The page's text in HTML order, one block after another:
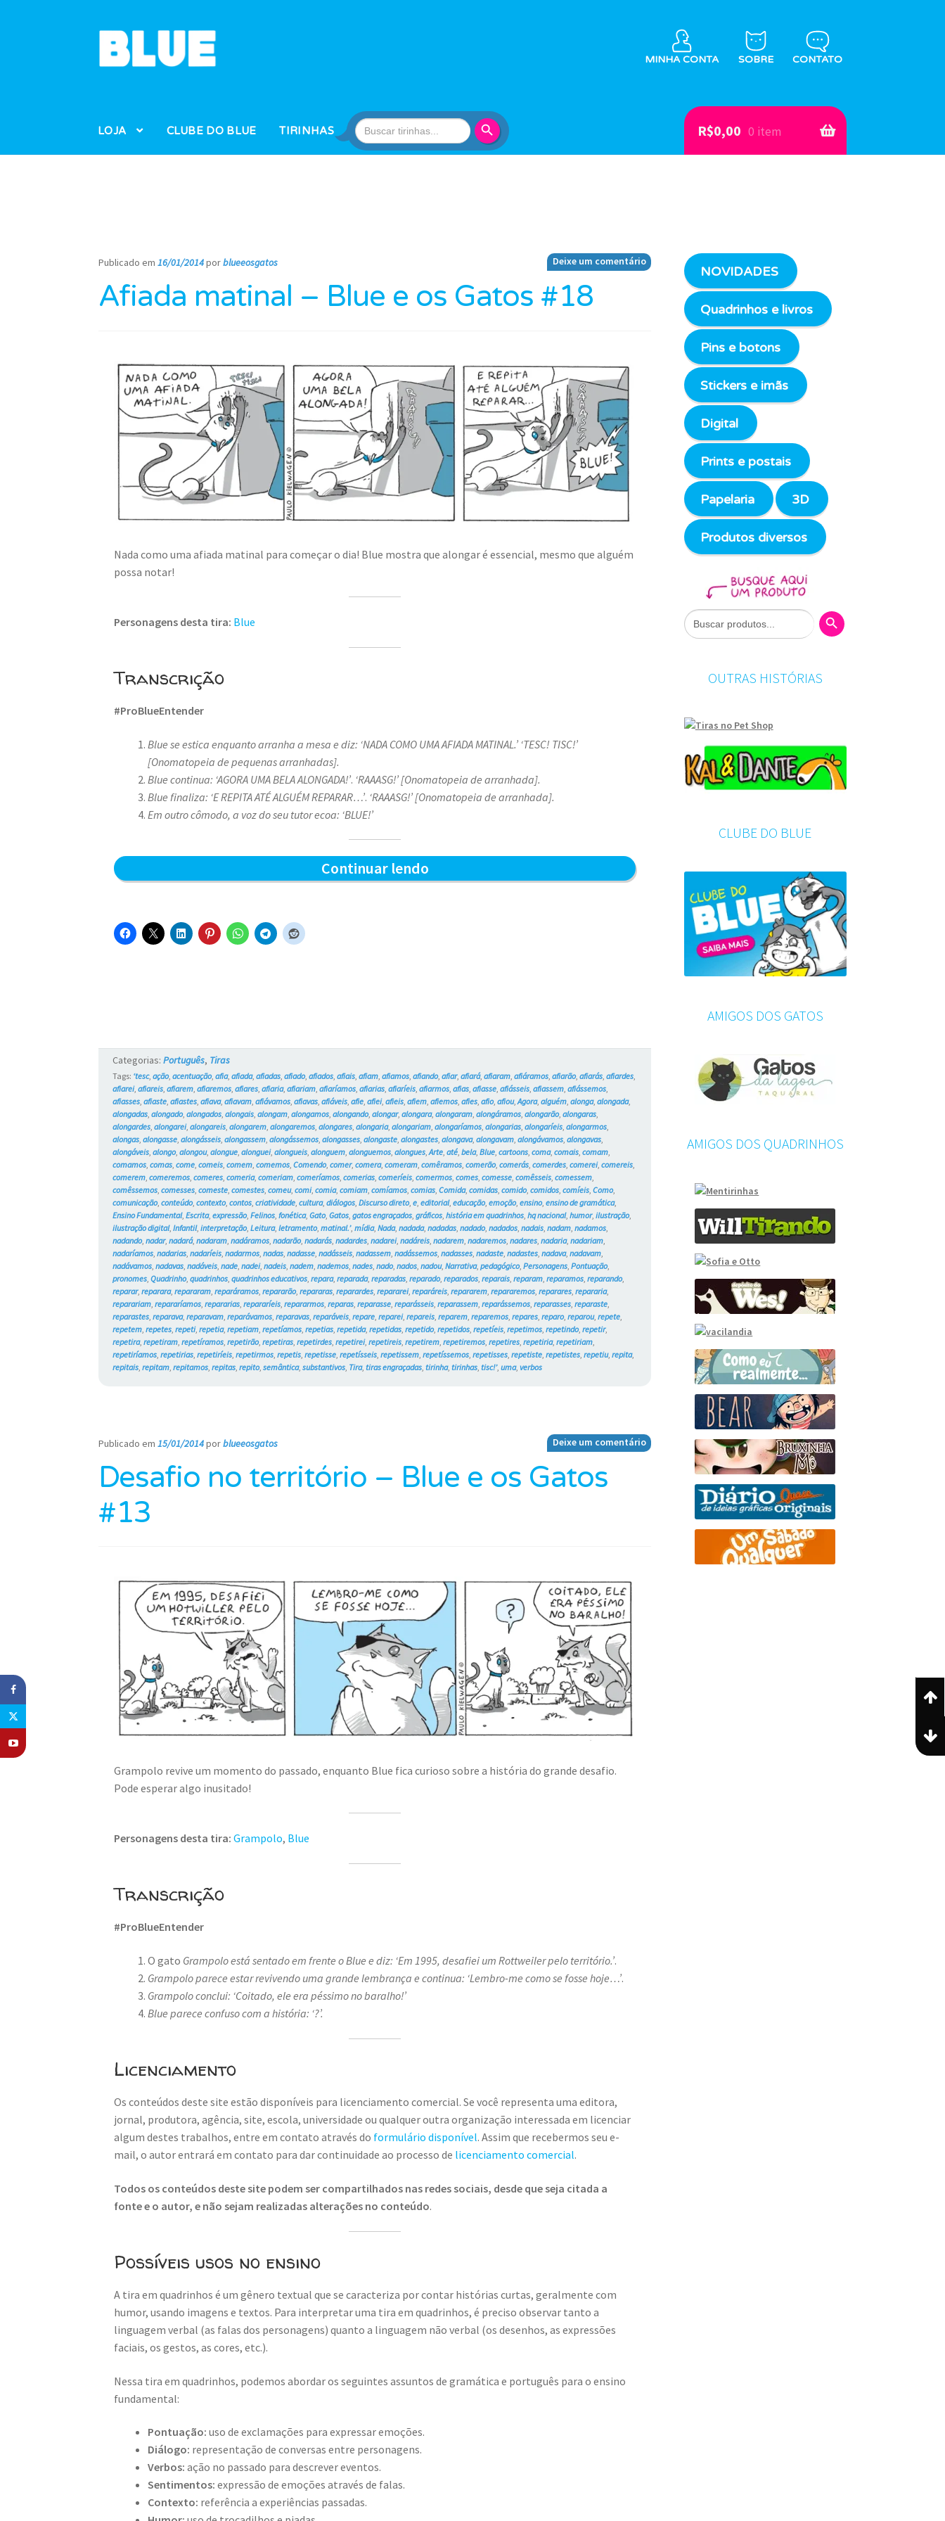
Pular
para
Pular
para
MINHA CONTA SOBRE CONTATO
LOJA CLUBE DO BLUE TIRINHAS
Search
for:
R$0,00 0 item
Publicado em16/01/2014porblueeosgatos Deixe um comentário
Afiada matinal – Blue e os Gatos #18
Nada como uma afiada matinal para começar o dia! Blue mostra que alongar é essencial, mesmo que alguém
possa notar!
Personagens desta tira: Blue
Transcrição
#ProBlueEntender
Blue se estica enquanto arranha a mesa e diz: ‘NADA COMO UMA AFIADA MATINAL.’ ‘TESC! TISC!’
[Onomatopeia de pequenas arranhadas].
Blue continua: ‘AGORA UMA BELA ALONGADA!’. ‘RAAASG!’ [Onomatopeia de arranhada].
Blue finaliza: ‘E REPITA ATÉ ALGUÉM REPARAR…’. ‘RAAASG!’ [Onomatopeia de arranhada].
Em outro cômodo, a voz do seu tutor ecoa: ‘BLUE!’
Continuar lendoAfiada
Categorias:Português, Tiras
Tags: ‘tesc,ação,acentuação,afia,afiada,afiadas ,afiado,afiados ,afiais ,afiam ,afiamos ,afiando,afiar,afiará,afiaram ,afiáramos ,afiarão,afiarás ,afiardes
afiarei,afiareis ,afiarem ,afiaremos ,afiares ,afiaria,afiariam ,afiaríamos ,afiarias ,afiaríeis ,afiarmos ,afias ,afiasse ,afiásseis ,afiassem ,afiássemos
afiasses ,afiaste ,afiastes ,afiava,afiavam ,afiávamos ,afiavas ,afiáveis ,afie ,afiei,afieis ,afiem ,afiemos ,afies ,afio,afiou,Agora,alguém ,alonga,alongada,
alongadas ,alongado,alongados ,alongais ,alongam ,alongamos ,alongando,alongar,alongara,alongaram ,alongáramos ,alongarão,alongaras
alongardes ,alongarei,alongareis ,alongarem ,alongaremos ,alongares ,alongaria,alongariam ,alongaríamos ,alongarias ,alongaríeis ,alongarmos
alongas ,alongasse ,alongásseis ,alongassem ,alongássemos ,alongasses ,alongaste ,alongastes ,alongava,alongavam ,alongávamos ,alongavas
alongáveis ,alongo,alongou,alongue ,alonguei,alongueis ,alonguem ,alonguemos ,alongues ,Arte ,até ,bela,Blue ,cartoons ,coma,comais ,comam
comamos ,comas ,come ,comeis ,comem ,comemos ,Comendo,comer,comera,comeram ,comêramos ,comerão,comerás ,comerdes ,comerei,comereis
comerem ,comeremos ,comeres ,comeria,comeriam ,comeríamos ,comerias ,comeríeis ,comermos ,comes ,comesse ,comêsseis ,comessem
comêssemos ,comesses ,comeste ,comestes ,comeu,comi,comia,comiam ,comíamos ,comias ,Comida,comidas ,comido,comidos ,comíeis ,Como,
comunicação,conteúdo,contexto,contos ,criatividade ,cultura,diálogos ,Discurso direto,e ,editorial,educação,emoção,ensino,ensino de gramática,
Ensino Fundamental,Escrita,expressão,Felinos ,fonética,Gato,Gatos ,gatos engraçados ,gráficos ,história em quadrinhos ,hq nacional,humor,ilustração,
ilustração digital,Infantil,interpretação,Leitura,letramento,matinal.’,mídia,Nada,nadada,nadadas ,nadado,nadados ,nadais ,nadam ,nadamos
nadando,nadar,nadará,nadaram ,nadáramos ,nadarão,nadarás ,nadardes ,nadarei,nadáreis ,nadarem ,nadaremos ,nadares ,nadaria,nadariam
nadaríamos ,nadarias ,nadaríeis ,nadarmos ,nadas ,nadasse ,nadásseis ,nadassem ,nadássemos ,nadasses ,nadaste ,nadastes ,nadava,nadavam
nadávamos ,nadavas ,nadáveis ,nade ,nadei,nadeis ,nadem ,nademos ,nades ,nado,nados ,nadou,Narrativa,pedagógico,Personagens ,Pontuação,
pronomes ,Quadrinho,quadrinhos ,quadrinhos educativos ,repara,reparada,reparadas ,reparado,reparados ,reparais ,reparam ,reparamos ,reparando,
reparar,reparara,repararam ,reparáramos ,repararão,repararas ,reparardes ,repararei,reparáreis ,repararem ,repararemos ,reparares ,repararia,
reparariam ,repararíamos ,repararias ,repararíeis ,repararmos ,reparas ,reparasse ,reparásseis ,reparassem ,reparássemos ,reparasses ,reparaste
reparastes ,reparava,reparavam ,reparávamos ,reparavas ,reparáveis ,repare ,reparei,repareis ,reparem ,reparemos ,repares ,reparo,reparou,repete
repetem ,repetes ,repeti,repetia,repetiam ,repetíamos ,repetias ,repetida,repetidas ,repetido,repetidos ,repetíeis ,repetimos ,repetindo,repetir,
repetira,repetiram ,repetíramos ,repetirão,repetiras ,repetirdes ,repetirei,repetireis ,repetirem ,repetiremos ,repetires ,repetiria,repetiriam
repetiríamos ,repetirias ,repetiríeis ,repetirmos ,repetis ,repetisse ,repetísseis ,repetissem ,repetíssemos ,repetisses ,repetiste ,repetistes ,repetiu,repita,
repitais ,repitam ,repitamos ,repitas ,repito,semântica,substantivos Tira,tiras engraçadas ,tirinha,tirinhas ,tisc!’,uma,verbos
Publicado em15/01/2014porblueeosgatos Deixe um comentário
Desafio no território – Blue e os Gatos
#13
Grampolo revive um momento do passado, enquanto Blue fica curioso sobre a história do grande desafio.
Pode esperar algo inusitado!
Personagens desta tira: Grampolo, Blue
Transcrição
#ProBlueEntender
O gato Grampolo está sentado em frente o Blue e diz: ‘Em 1995, desafiei um Rottweiler pelo território.’.
Grampolo parece estar revivendo uma grande lembrança e continua: ‘Lembro-me como se fosse hoje…’.
Grampolo conclui: ‘Coitado, ele era péssimo no baralho!’
Blue parece confuso com a história: ‘?’.
Licenciamento
Os conteúdos deste site estão disponíveis para licenciamento comercial. Se você representa uma editora,
jornal, produtora, agência, site, escola, universidade ou qualquer outra organização interessada em licenciar
algum destes trabalhos, entre em contato através do formulário disponível. Assim que recebermos seu e-
mail, o autor entrará em contato para dar continuidade ao processo de licenciamento comercial.
Todos os conteúdos deste site podem ser compartilhados nas redes sociais, desde que seja citada a
fonte e o autor, e não sejam realizadas alterações no conteúdo.
Possíveis usos no ensino
A tira em quadrinhos é um gênero textual que se caracteriza por contar histórias curtas, geralmente com
humor, usando imagens e textos. Para interpretar uma tira em quadrinhos, é preciso observar tanto a
linguagem verbal (as falas dos personagens) quanto a linguagem não verbal (os desenhos, as expressões
faciais, os gestos, as cores, etc.).
Nessa tira em quadrinhos, podemos abordar os seguintes assuntos de gramática e português para o ensino
fundamental:
Pontuação: uso de exclamações para expressar emoções.
Diálogo: representação de conversas entre personagens.
Verbos: ação no passado para descrever eventos.
Sentimentos: expressão de emoções através de falas.
Contexto: referência a experiências passadas.
NOVIDADES
Quadrinhos e livros
Pins e botons
Stickers e imãs
Digital
Prints e postais
Papelaria 3D
Produtos diversos
Search
for:
Search Button
OUTRAS HISTÓRIAS
CLUBE DO BLUE
AMIGOS DOS GATOS
AMIGOS DOS QUADRINHOS